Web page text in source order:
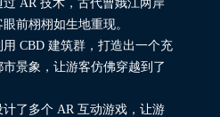
AR 技术，古代曹娥江两岸
前栩栩如生地重现。
CBD 建筑群，打造出一个充
景象，让游客仿佛穿越到了
了多个 AR 互动游戏，让游